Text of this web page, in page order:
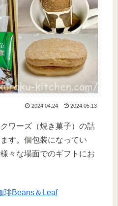
2024.04.24 2024.05.13
ワーズ（焼き菓子）の詰
す。個包装になってい
々な場面でのギフトにお
琲Beans＆Leaf